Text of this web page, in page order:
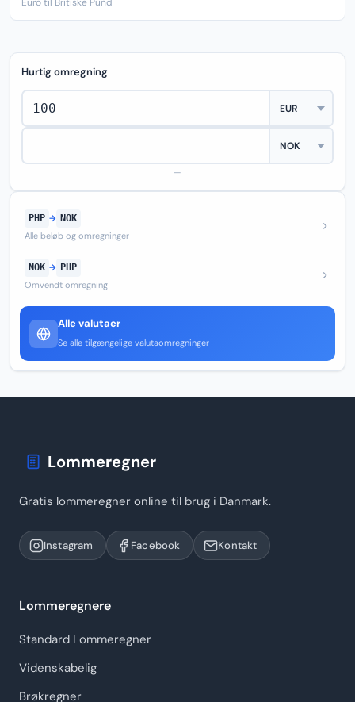
Hurtig omregning
—
PHP → NOK
Alle beløb og omregninger
NOK → PHP
Omvendt omregning
Alle valutaer
Se alle tilgængelige valutaomregninger
Lommeregner
Gratis lommeregner online til brug i Danmark.
Instagram Facebook Kontakt
Lommeregnere
Standard Lommeregner
Videnskabelig
Brøkregner